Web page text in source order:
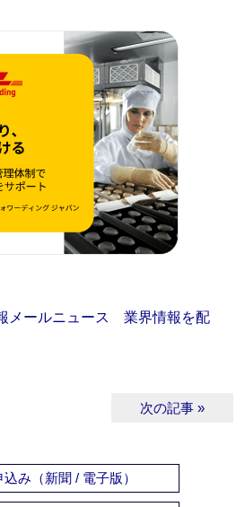
メールニュース 業界情報を配
次の記事 »
み（新聞 / 電子版）